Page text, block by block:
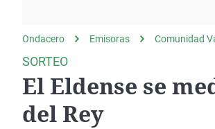
Negra
Ondacero Emisoras Comunidad
SORTEO
El Eldense se
del Rey